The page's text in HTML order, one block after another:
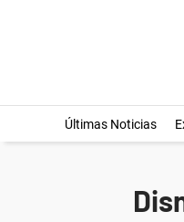
Últimas Noticias